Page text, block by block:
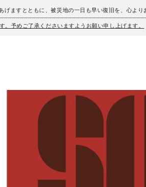
ますとともに、被災地の一日も早い復旧を、心より
。予めご了承くださいますようお願い申し上げます。